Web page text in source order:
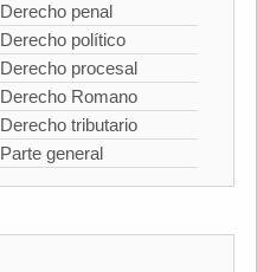
Derecho penal
Derecho político
Derecho procesal
Derecho Romano
Derecho tributario
Parte general